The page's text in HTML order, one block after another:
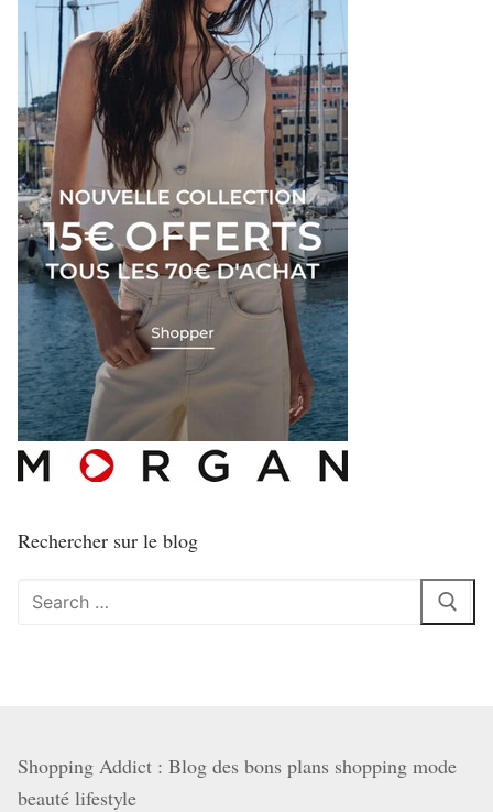
Rechercher sur le blog
Rechercher
Shopping Addict : Blog des bons plans shopping mode
beauté lifestyle